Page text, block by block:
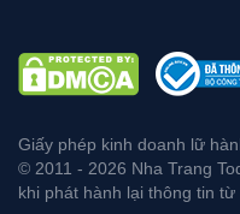
Giấy phép kinh doanh lữ
© 2011 - 2026 Nha Trang
khi phát hành lại thông tin từ